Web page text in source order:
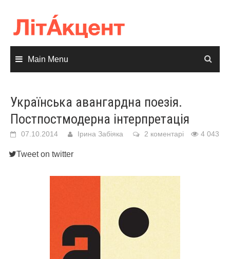
content
Main Menu
Українська авангардна поезія.
Постпостмодерна інтерпретація
07.10.2014 Ірина Забіяка 2 коментарі 4 043
Tweet on twitter